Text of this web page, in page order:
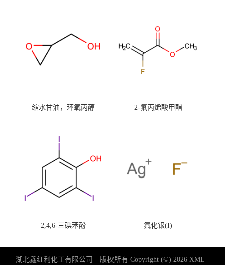
缩水甘油，环氧丙醇 2-氟丙烯酸甲酯
2,4,6-三碘苯酚 氟化银(I)
湖北鑫红利化工有限公司 版权所有 Copyright (©) 2026 XML